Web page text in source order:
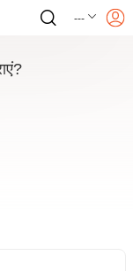
---